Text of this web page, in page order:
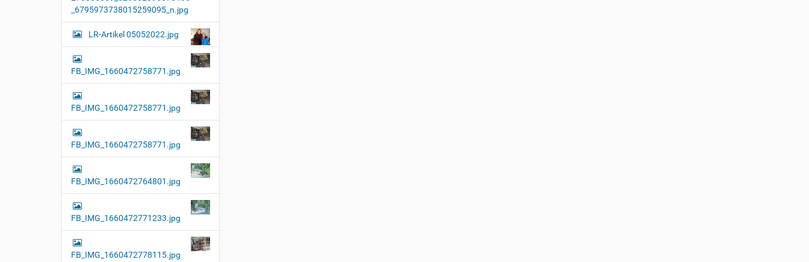
_6795973738015259095_n.jpg
LR-Artikel 05052022.jpg
FB_IMG_1660472758771.jpg
FB_IMG_1660472758771.jpg
FB_IMG_1660472758771.jpg
FB_IMG_1660472764801.jpg
FB_IMG_1660472771233.jpg
FB_IMG_1660472778115.jpg